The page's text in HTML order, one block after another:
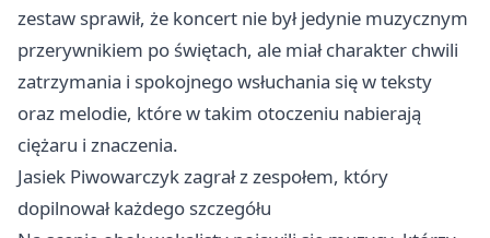
zestaw sprawił, że koncert nie był jedynie muzycznym
przerywnikiem po świętach, ale miał charakter chwili
zatrzymania i spokojnego wsłuchania się w teksty
oraz melodie, które w takim otoczeniu nabierają
ciężaru i znaczenia.
Jasiek Piwowarczyk zagrał z zespołem, który
dopilnował każdego szczegółu